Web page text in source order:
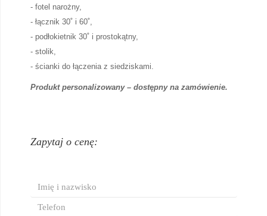
- fotel narożny,
- łącznik 30˚ i 60˚,
- podłokietnik 30˚ i prostokątny,
- stolik,
- ścianki do łączenia z siedziskami.
Produkt personalizowany – dostępny na zamówienie.
Zapytaj o cenę: